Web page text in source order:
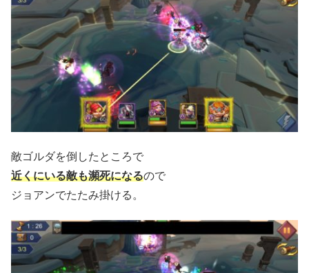
敵ゴルダを倒したところで
近くにいる敵も瀕死になるので
ジョアンでたたみ掛ける。